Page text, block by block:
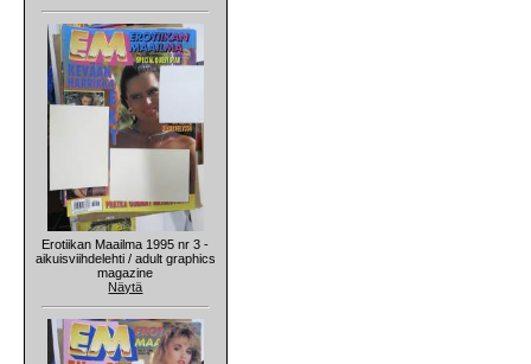
Erotiikan Maailma 1995 nr 3 -
aikuisviihdelehti / adult graphics
magazine
Näytä